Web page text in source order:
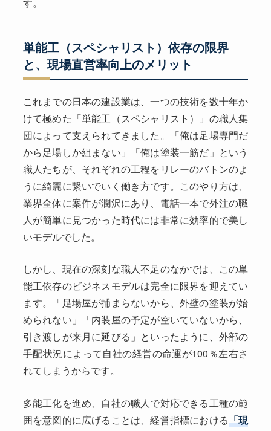
単能工（スペシャリスト）依存の限界
と、現場直営率向上のメリット
これまでの日本の建設業は、一つの技術を数十年か
けて極めた「単能工（スペシャリスト）」の職人集
団によって支えられてきました。「俺は足場専門だ
から足場しか組まない」「俺は塗装一筋だ」という
職人たちが、それぞれの工程をリレーのバトンのよ
うに綺麗に繋いでいく働き方です。このやり方は、
業界全体に案件が潤沢にあり、電話一本で外注の職
人が簡単に見つかった時代には非常に効率的で美し
いモデルでした。
しかし、現在の深刻な職人不足のなかでは、この単
能工依存のビジネスモデルは完全に限界を迎えてい
ます。「足場屋が捕まらないから、外壁の塗装が始
められない」「内装屋の予定が空いていないから、
引き渡しが来月に延びる」といったように、外部の
手配状況によって自社の経営の命運が100％左右さ
れてしまうからです。
多能工化を進め、自社の職人で対応できる工種の範
囲を意図的に広げることは、経営指標における「現